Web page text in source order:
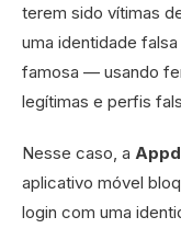
terem sido vítimas
uma identidade
famosa — usando
legítimas e perfis
Nesse caso, a
aplicativo móvel
login com uma